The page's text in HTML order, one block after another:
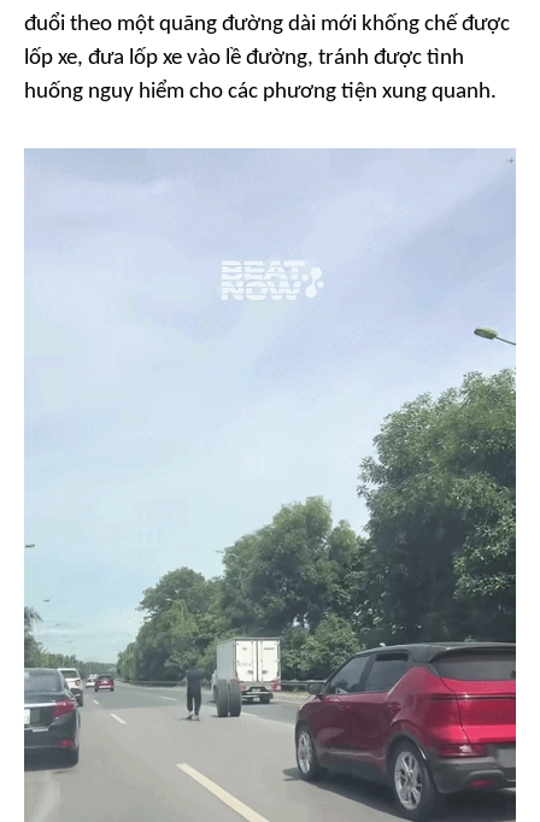
đuổi theo một quãng đường dài mới khống chế được
lốp xe, đưa lốp xe vào lề đường, tránh được tình
huống nguy hiểm cho các phương tiện xung quanh.